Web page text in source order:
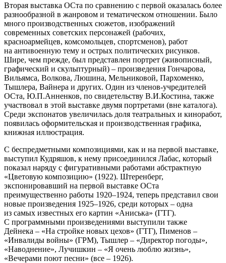
Вторая выставка ОСта по сравнению с первой оказалась более
разнообразной в жанровом и тематическом отношении. Было
много производственных сюжетов, изображений
современных советских персонажей (рабочих,
красноармейцев, комсомольцев, спортс­менов), работ
на антивоенную тему и острых политических рисунков.
Шире, чем прежде, был представлен портрет (живописный,
графический и скульптурный) – произведения Гончарова,
Вильямса, Волкова, Люшина, Мельниковой, Пархоменко,
Тышлера, Вайнера и других. Один из членов-учредителей
ОСта, Ю.П.Анненков, по свидетельству В.И.Костина, также
участвовал в этой выставке двумя портретами (вне каталога).
Среди экспонатов увеличилась доля театральных и киноработ,
появилась оформительская и производственная графика,
книжная иллюстрация.
С беспредметными композициями, как и на первой выставке,
выступил Кудряшов, к нему присоединился Лабас, который
показал наряду с фигуративными работами абстрактную
«Цветовую композицию» (1922). Штеренберг,
экспонировавший на первой выставке ОСта
преимущественно работы 1920–1924, теперь представил свои
новые произведения 1925–1926, среди которых – одна
из самых известных его картин «Аниська» (ГТГ).
С программными произведениями выступили также
Дейнека – «На стройке новых цехов» (ГТГ), Пименов –
«Инвалиды войны» (ГРМ), Тышлер – «Директор погоды»,
«Наводнение», Лучишкин – «Я очень люблю жизнь»,
«Вечерами поют песни» (все – 1926).